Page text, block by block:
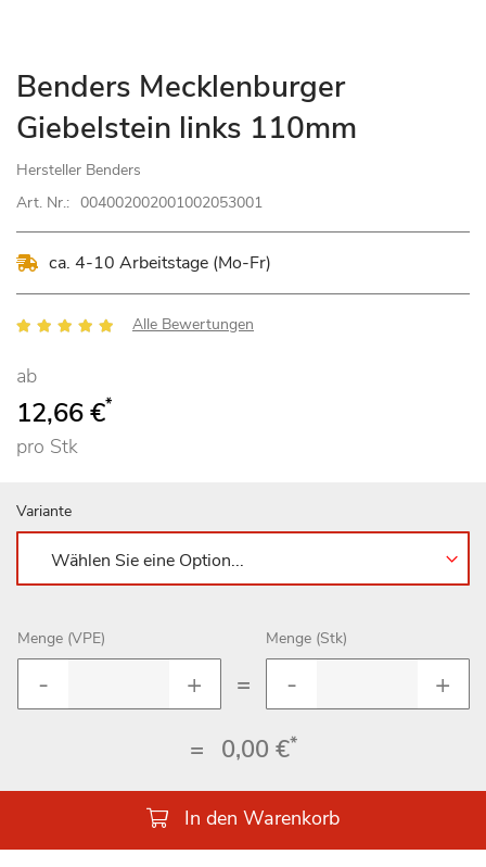
Zum
Anfang
der
springen
Benders Mecklenburger
Giebelstein links 110mm
Hersteller Benders
Art. Nr.: 004002002001002053001
ca. 4-10 Arbeitstage (Mo-Fr)
Bewertung: Alle Bewertungen
ab
12,66 €*
pro Stk
Variante
Menge (VPE)
=
Menge (Stk)
= 0,00 €*
In den Warenkorb